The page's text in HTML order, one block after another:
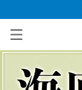
已加入購物車